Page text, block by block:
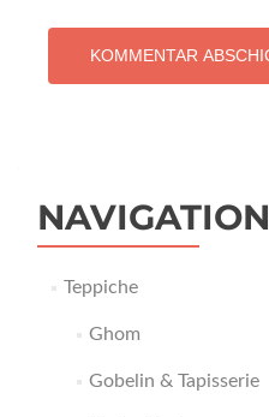
NAVIGATION
Teppiche
Ghom
Gobelin & Tapisserie